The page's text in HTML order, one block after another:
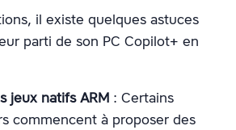
il existe quelques astuces
parti de son PC Copilot+ en
jeux natifs ARM : Certains
commencent à proposer des